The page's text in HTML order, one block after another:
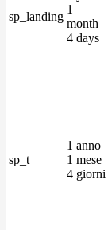
sp_landing
1
month
4 days
sp_t
1 anno
1 mese
4 giorni